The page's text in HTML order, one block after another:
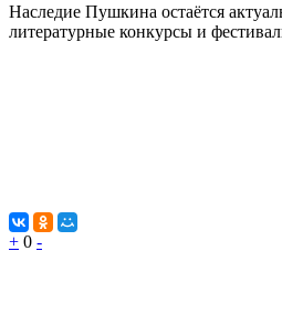
Наследие Пушкина остаётся
литературные конкурсы и
+ 0 -